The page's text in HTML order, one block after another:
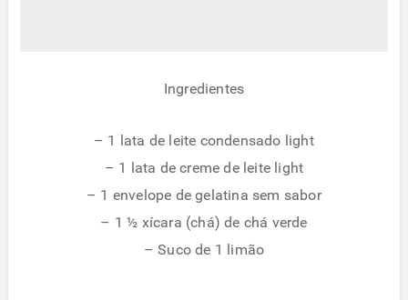
Ingredientes
– 1 lata de leite condensado light
– 1 lata de creme de leite light
– 1 envelope de gelatina sem sabor
– 1 ½ xícara (chá) de chá verde
– Suco de 1 limão